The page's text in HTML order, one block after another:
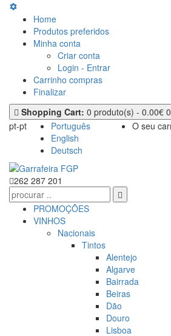
Home
Produtos preferidos
Minha conta
Criar conta
Login - Entrar
Carrinho compras
Finalizar
Shopping Cart: 0 produto(s) - 0.00€ 0
O seu
pt-pt
Português
English
Deutsch
262 287 201
PROMOÇÕES
VINHOS
Nacionais
Tintos
Alentejo
Algarve
Bairrada
Beiras
Dão
Douro
Lisboa